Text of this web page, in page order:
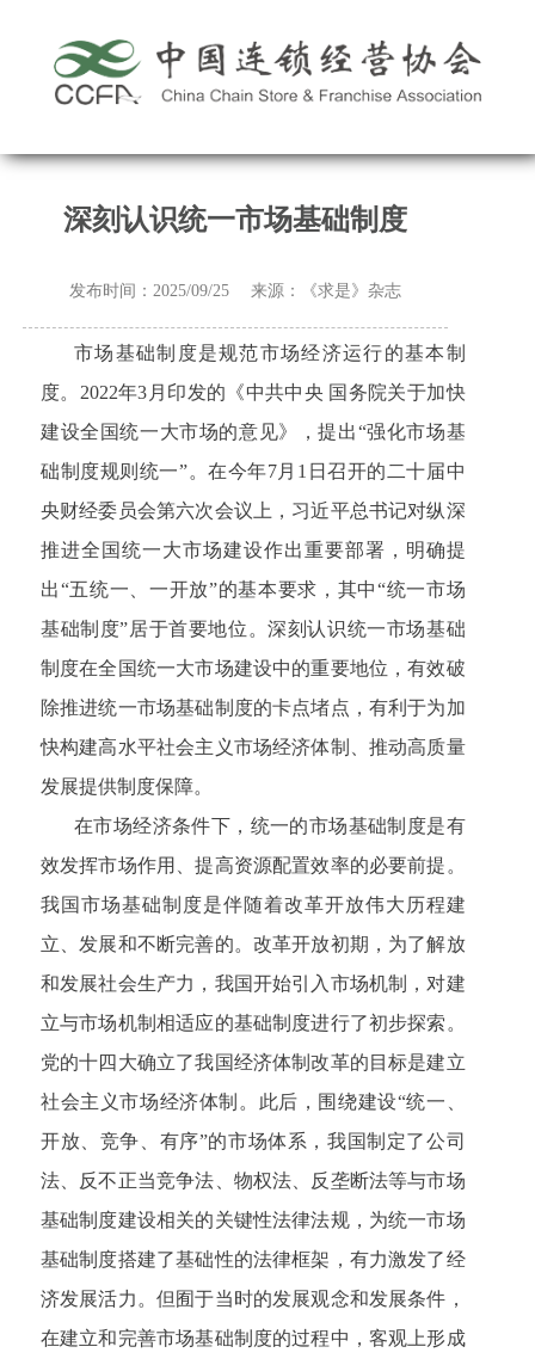
深刻认识统一市场基础制度
发布时间：2025/09/25 来源：《求是》杂志
市场基础制度是规范市场经济运行的基本制
度。2022年3月印发的《中共中央 国务院关于加快
建设全国统一大市场的意见》，提出“强化市场基
础制度规则统一”。在今年7月1日召开的二十届中
央财经委员会第六次会议上，习近平总书记对纵深
推进全国统一大市场建设作出重要部署，明确提
出“五统一、一开放”的基本要求，其中“统一市场
基础制度”居于首要地位。深刻认识统一市场基础
制度在全国统一大市场建设中的重要地位，有效破
除推进统一市场基础制度的卡点堵点，有利于为加
快构建高水平社会主义市场经济体制、推动高质量
发展提供制度保障。
在市场经济条件下，统一的市场基础制度是有
效发挥市场作用、提高资源配置效率的必要前提。
我国市场基础制度是伴随着改革开放伟大历程建
立、发展和不断完善的。改革开放初期，为了解放
和发展社会生产力，我国开始引入市场机制，对建
立与市场机制相适应的基础制度进行了初步探索。
党的十四大确立了我国经济体制改革的目标是建立
社会主义市场经济体制。此后，围绕建设“统一、
开放、竞争、有序”的市场体系，我国制定了公司
法、反不正当竞争法、物权法、反垄断法等与市场
基础制度建设相关的关键性法律法规，为统一市场
基础制度搭建了基础性的法律框架，有力激发了经
济发展活力。但囿于当时的发展观念和发展条件，
在建立和完善市场基础制度的过程中，客观上形成